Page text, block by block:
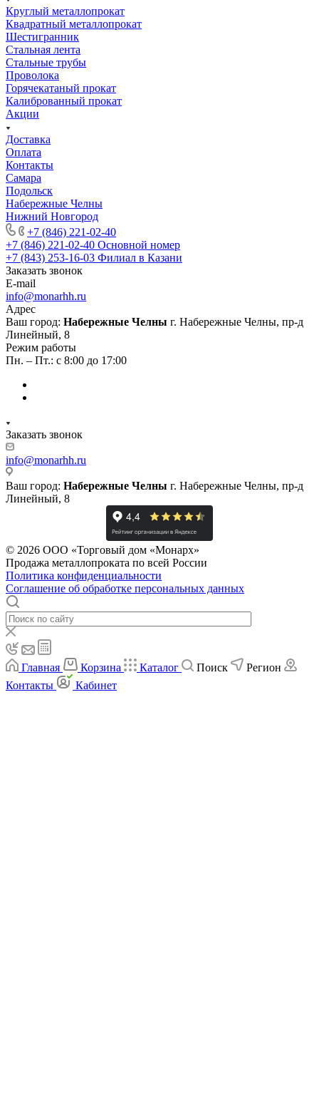
Круглый металлопрокат
Квадратный металлопрокат
Шестигранник
Стальная лента
Стальные трубы
Проволока
Горячекатаный прокат
Калиброванный прокат
Акции
Доставка
Оплата
Контакты
Самара
Подольск
Набережные Челны
Нижний Новгород
+7 (846) 221-02-40
+7 (846) 221-02-40 Основной номер
+7 (843) 253-16-03 Филиал в Казани
Заказать звонок
E-mail
info@monarhh.ru
Адрес
Ваш город: Набережные Челны г. Набережные Челны, пр-д
Линейный, 8
Режим работы
Пн. – Пт.: с 8:00 до 17:00
Заказать звонок
info@monarhh.ru
Ваш город: Набережные Челны г. Набережные Челны, пр-д
Линейный, 8
© 2026 ООО «Торговый дом «Монарх»
Продажа металлопроката по всей России
Политика конфиденциальности
Соглашение об обработке персональных данных
Главная Корзина Каталог Поиск
Регион
Контакты
Кабинет